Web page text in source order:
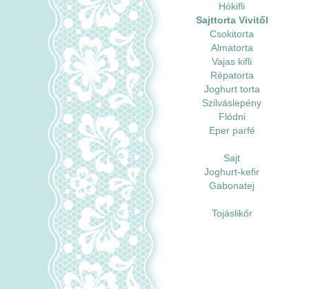
Hókifli
Sajttorta Vivitől
Csokitorta
Almatorta
Vajas kifli
Répatorta
Joghurt torta
Szilváslepény
Flódni
Eper parfé
Sajt
Joghurt-kefir
Gabonatej
Tojáslikőr